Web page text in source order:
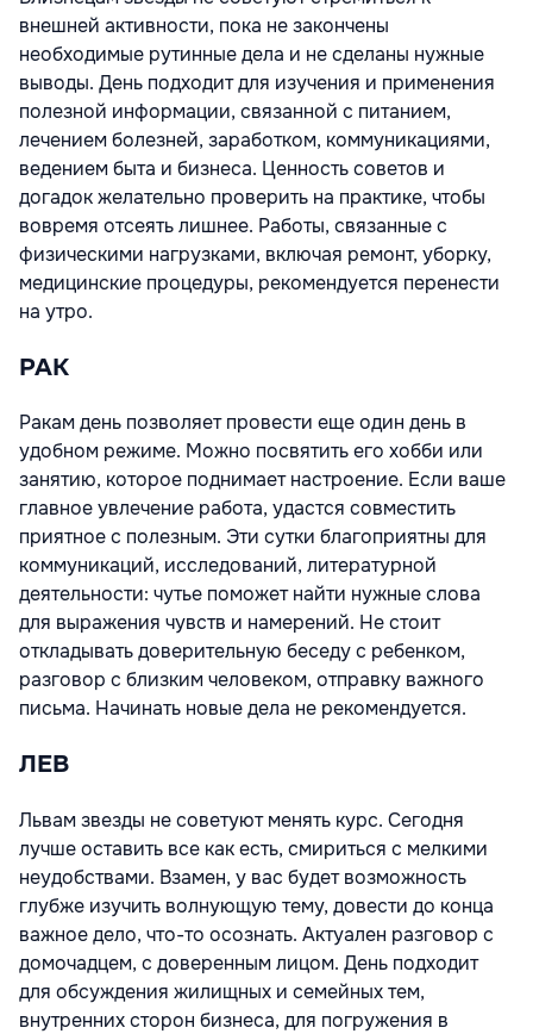
внешней активности, пока не закончены
необходимые рутинные дела и не сделаны нужные
выводы. День подходит для изучения и применения
полезной информации, связанной с питанием,
лечением болезней, заработком, коммуникациями,
ведением быта и бизнеса. Ценность советов и
догадок желательно проверить на практике, чтобы
вовремя отсеять лишнее. Работы, связанные с
физическими нагрузками, включая ремонт, уборку,
медицинские процедуры, рекомендуется перенести
на утро.
РАК
Ракам день позволяет провести еще один день в
удобном режиме. Можно посвятить его хобби или
занятию, которое поднимает настроение. Если ваше
главное увлечение работа, удастся совместить
приятное с полезным. Эти сутки благоприятны для
коммуникаций, исследований, литературной
деятельности: чутье поможет найти нужные слова
для выражения чувств и намерений. Не стоит
откладывать доверительную беседу с ребенком,
разговор с близким человеком, отправку важного
письма. Начинать новые дела не рекомендуется.
ЛЕВ
Львам звезды не советуют менять курс. Сегодня
лучше оставить все как есть, смириться с мелкими
неудобствами. Взамен, у вас будет возможность
глубже изучить волнующую тему, довести до конца
важное дело, что-то осознать. Актуален разговор с
домочадцем, с доверенным лицом. День подходит
для обсуждения жилищных и семейных тем,
внутренних сторон бизнеса, для погружения в